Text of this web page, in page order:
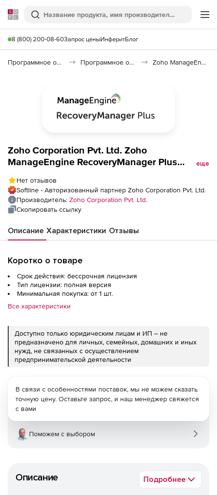
Softline
Поиск
8 (800) 200-08-60Запрос ценыИнферитБлог
Программное обеспечение для работы с файлами и дисками Программное обеспечение для резервного копирования Zoho ManageEngine RecoveryManager Plus
Zoho Corporation Pvt. Ltd. Zoho
ManageEngine RecoveryManager Plus
Single Installation), fee for 200 Exchange /
Office365 Mailboxes
еще
Нет отзывов
Softline - Авторизованный партнер Zoho Corporation Pvt. Ltd.
Производитель: Zoho Corporation Pvt. Ltd.
Скопировать ссылку
Описание Характеристики Отзывы
Коротко о товаре
Срок действия: бессрочная лицензия
Тип лицензии: полная версия
Минимальная покупка: от 1 шт.
Все характеристики
Доступно только юридическим лицам и ИП – не
предназначено для личных, семейных, домашних и иных
нужд, не связанных с осуществлением
предпринимательской деятельности
Описание Подробнее
В связи с особенностями поставок, мы не можем сказать
точную цену. Оставьте запрос, и наш менеджер свяжется
с вами
Поможем с выбором